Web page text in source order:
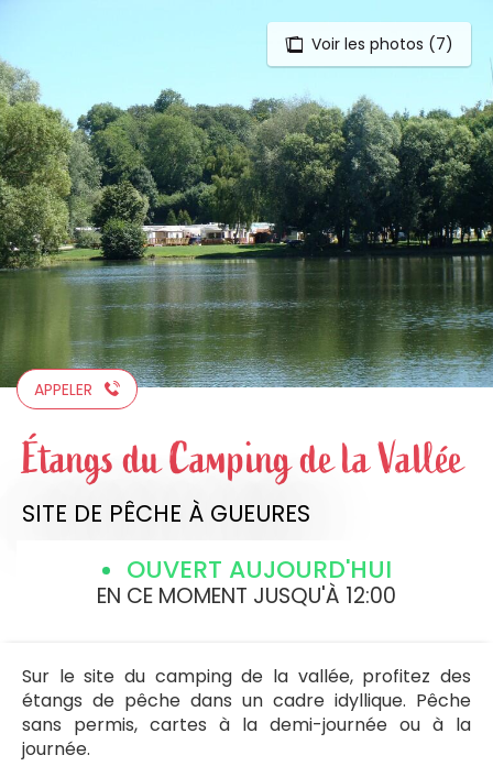
au
contenu
principal
Voir les photos (7)
APPELER
Étangs du Camping de la Vallée
SITE DE PÊCHE À GUEURES
OUVERT AUJOURD'HUI
EN CE MOMENT JUSQU'À 12:00
Sur le site du camping de la vallée, profitez des
étangs de pêche dans un cadre idyllique. Pêche
sans permis, cartes à la demi-journée ou à la
journée.